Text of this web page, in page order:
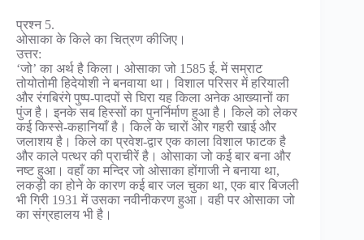
प्रश्न 5.
ओसाका के किले का चित्रण कीजिए।
उत्तर:
‘जो’ का अर्थ है किला। ओसाका जो 1585 ई. में सम्राट
तोयोतोमी हिदेयोशी ने बनवाया था। विशाल परिसर में हरियाली
और रंगबिरंगे पुष्प-पादपों से घिरा यह किला अनेक आख्यानों का
पुंज है। इनके सब हिस्सों का पुनर्निर्माण हुआ है। किले को लेकर
कई किस्से-कहानियाँ है। किले के चारों ओर गहरी खाई और
जलाशय है। किले का प्रवेश-द्वार एक काला विशाल फाटक है
और काले पत्थर की प्राचीरें है। ओसाका जो कई बार बना और
नष्ट हुआ। वहाँ का मन्दिर जो ओसाका होंगाजी ने बनाया था,
लकड़ी का होने के कारण कई बार जल चुका था, एक बार बिजली
भी गिरी 1931 में उसका नवीनीकरण हुआ। वही पर ओसाका जो
का संग्रहालय भी है।